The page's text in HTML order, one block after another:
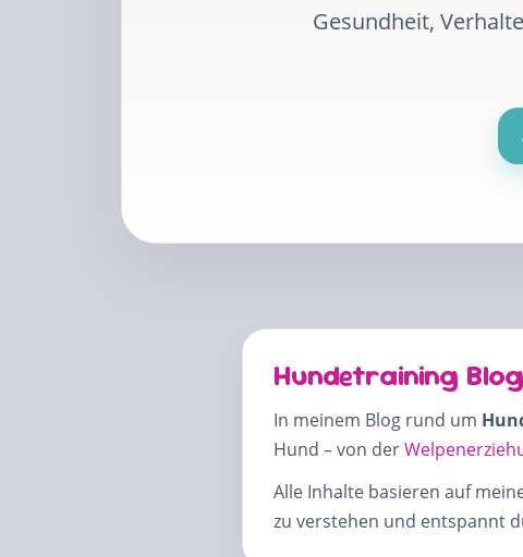
Gesundheit,
Hundetraining
In meinem Blog rund um
Hund – von der
Alle Inhalte basieren auf
zu verstehen und entspannt